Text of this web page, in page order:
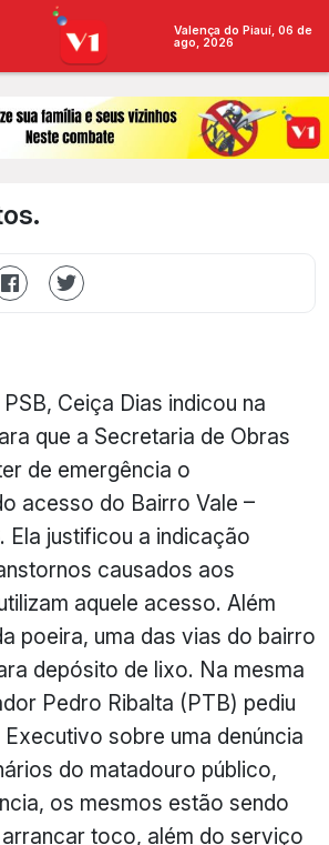
Valença do Piauí, 06 de
ago, 2026
Ceiça Dias indicou na
que a Secretaria de Obras
de emergência o
acesso do Bairro Vale –
Ela justificou a indicação
causados aos
aquele acesso. Além
poeira, uma das vias do bairro
depósito de lixo. Na mesma
Pedro Ribalta (PTB) pediu
sobre uma denúncia
do matadouro público,
os mesmos estão sendo
toco, além do serviço